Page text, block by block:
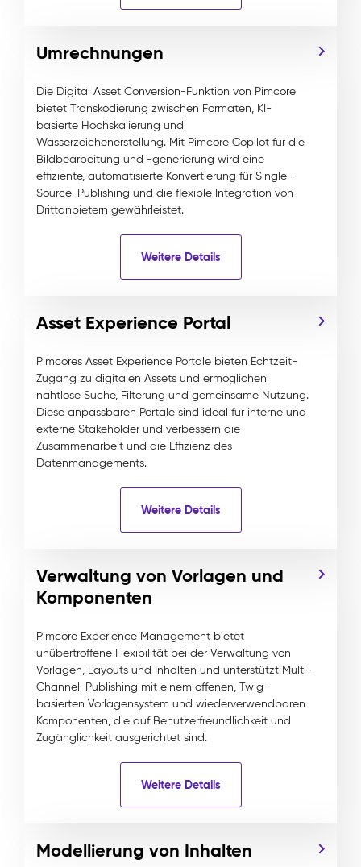
Umrechnungen
Die Digital Asset Conversion-Funktion von Pimcore
bietet Transkodierung zwischen Formaten, KI-
basierte Hochskalierung und
Wasserzeichenerstellung. Mit Pimcore Copilot für die
Bildbearbeitung und -generierung wird eine
effiziente, automatisierte Konvertierung für Single-
Source-Publishing und die flexible Integration von
Drittanbietern gewährleistet.
Weitere Details
Asset Experience Portal
Pimcores Asset Experience Portale bieten Echtzeit-
Zugang zu digitalen Assets und ermöglichen
nahtlose Suche, Filterung und gemeinsame Nutzung.
Diese anpassbaren Portale sind ideal für interne und
externe Stakeholder und verbessern die
Zusammenarbeit und die Effizienz des
Datenmanagements.
Weitere Details
Verwaltung von Vorlagen und
Komponenten
Pimcore Experience Management bietet
unübertroffene Flexibilität bei der Verwaltung von
Vorlagen, Layouts und Inhalten und unterstützt Multi-
Channel-Publishing mit einem offenen, Twig-
basierten Vorlagensystem und wiederverwendbaren
Komponenten, die auf Benutzerfreundlichkeit und
Zugänglichkeit ausgerichtet sind.
Weitere Details
Modellierung von Inhalten